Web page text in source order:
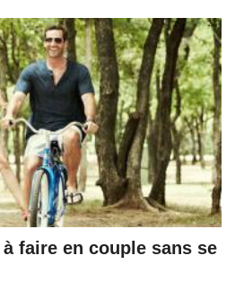
faire en couple sans se